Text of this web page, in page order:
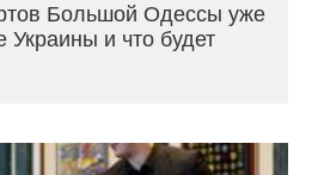
Большой Одессы уже
Украины и что будет